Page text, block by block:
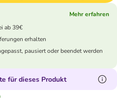
Mehr erfahren
ab 39€
erhalten
pausiert oder beendet werden
für dieses Produkt